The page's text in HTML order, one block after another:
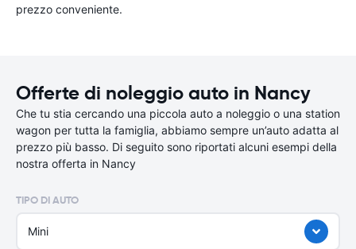
prezzo conveniente.
Offerte di noleggio auto in Nancy
Che tu stia cercando una piccola auto a noleggio o una station
wagon per tutta la famiglia, abbiamo sempre un’auto adatta al
prezzo più basso. Di seguito sono riportati alcuni esempi della
nostra offerta in Nancy
TIPO DI AUTO
Mini